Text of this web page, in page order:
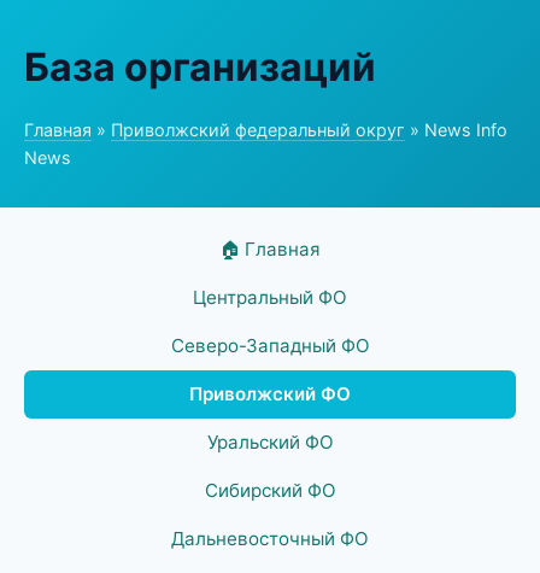
База организаций
Главная » Приволжский федеральный округ » News Info
News
🏠 Главная
Центральный ФО
Северо-Западный ФО
Приволжский ФО
Уральский ФО
Сибирский ФО
Дальневосточный ФО